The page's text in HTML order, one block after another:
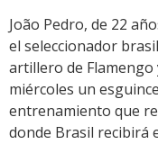
João Pedro, de 22
el seleccionador
artillero de
miércoles un
entrenamiento que
donde Brasil recibirá